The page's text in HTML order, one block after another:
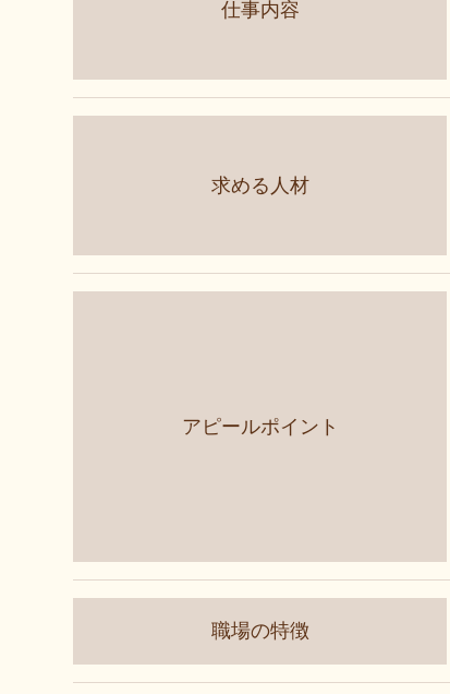
仕事内容
求める人材
アピールポイント
職場の特徴